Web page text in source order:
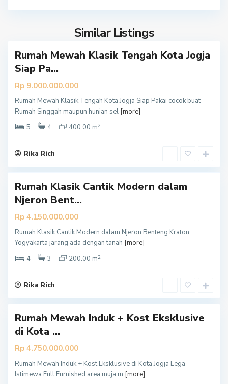
Similar Listings
Rumah Mewah Klasik Tengah Kota Jogja
Siap Pa...
Rp 9.000.000.000
Rumah Mewah Klasik Tengah Kota Jogja Siap Pakai cocok buat
Rumah Singgah maupun hunian sel [more]
5
4 400.00 m2
Rika Rich
Y
o
g
a
k
a
t
Rumah Klasik Cantik Modern dalam
Njeron Bent...
Rp 4.150.000.000
Rumah Klasik Cantik Modern dalam Njeron Benteng Kraton
Yogyakarta jarang ada dengan tanah [more]
4
3 200.00 m2
Rika Rich
Y
o
g
a
k
a
t
Rumah Mewah Induk + Kost Eksklusive
di Kota ...
Rp 4.750.000.000
Rumah Mewah Induk + Kost Eksklusive di Kota Jogja Lega
Istimewa Full Furnished area muja m [more]
Y
o
g
a
k